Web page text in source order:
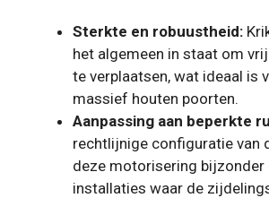
Sterkte en robuustheid:
het algemeen in staat om
te verplaatsen, wat ideaal is
massief houten poorten.
Aanpassing aan beperkte
rechtlijnige configuratie van
deze motorisering
installaties waar de